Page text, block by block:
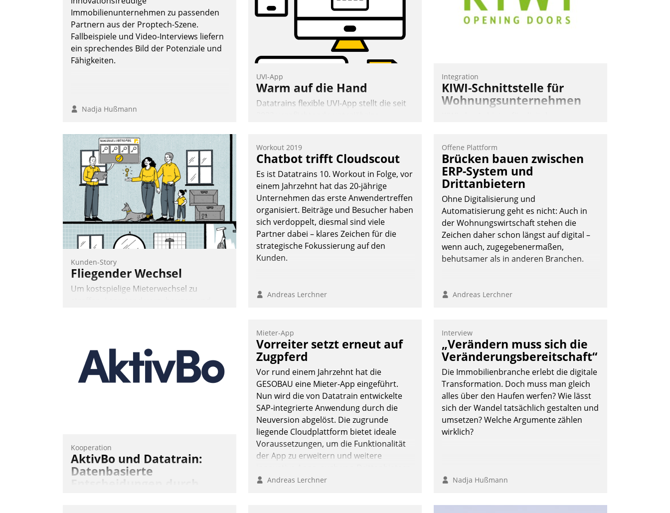
Immobilienunternehmen zu passenden
Partnern aus der Proptech-Szene.
Fallbeispiele und Video-Interviews liefern
ein sprechendes Bild der Potenziale und
Fähigkeiten.
Nadja Hußmann
UVI-App
Warm auf die Hand
Datatrains flexible UVI-App stellt die seit
Die monatlichen Mitteilungen zum
Heizungs- und Wasserverbrauch gehen
automatisiert, vollständig und auf
Wunsch über mehrere zuvor festgelegte
Kommunikationswege bei den
Empfängern ein.
Nadja Hußmann
Integration
KIWI-Schnittstelle für
Wohnungsunternehmen
Softwareentwicklungshaus Datatrain.
Andreas Lerchner
Kunden-Story
Fliegender Wechsel
Um kostspielige Mieterwechsel zu
und Eingriff bietende Lösung. Zur
Entwicklung setzte man auf
Cloudtechnologie, bewährte und Startup-
Partner sowie erstmals agile
Workout 2019
Chatbot trifft Cloudscout
Es ist Datatrains 10. Workout in Folge, vor
einem Jahrzehnt hat das 20-jährige
Unternehmen das erste Anwendertreffen
organisiert. Beiträge und Besucher haben
sich verdoppelt, diesmal sind viele
Partner dabei – klares Zeichen für die
strategische Fokussierung auf den
Kunden.
Andreas Lerchner
Offene Plattform
Brücken bauen zwischen
ERP-System und
Drittanbietern
Ohne Digitalisierung und
Automatisierung geht es nicht: Auch in
der Wohnungswirtschaft stehen die
Zeichen daher schon längst auf digital –
wenn auch, zugegebenermaßen,
behutsamer als in anderen Branchen.
Andreas Lerchner
Kooperation
AktivBo und Datatrain:
Datenbasierte
Mieter-App
Vorreiter setzt erneut auf
Zugpferd
Vor rund einem Jahrzehnt hat die
GESOBAU eine Mieter-App eingeführt.
Nun wird die von Datatrain entwickelte
SAP-integrierte Anwendung durch die
Neuversion abgelöst. Die zugrunde
liegende Cloudplattform bietet ideale
Voraussetzungen, um die Funktionalität
der App zu erweitern und weitere
in SAP zu integrieren.
Andreas Lerchner
Interview
„Verändern muss sich die
Veränderungsbereitschaft“
Die Immobilienbranche erlebt die digitale
Transformation. Doch muss man gleich
alles über den Haufen werfen? Wie lässt
sich der Wandel tatsächlich gestalten und
umsetzen? Welche Argumente zählen
wirklich?
Nadja Hußmann